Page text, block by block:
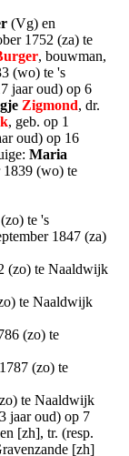
(Vg) en
1752 (za) te
, bouwman,
(wo) te 's
jaar oud) op 6
Zigmond, dr.
, geb. op 1
oud) op 16
Maria
1839 (wo) te
te 's
1847 (za)
(zo) te Naaldwijk
te Naaldwijk
(zo) te
(zo) te
te Naaldwijk
jaar oud) op 7
tr. (resp.
[zh]